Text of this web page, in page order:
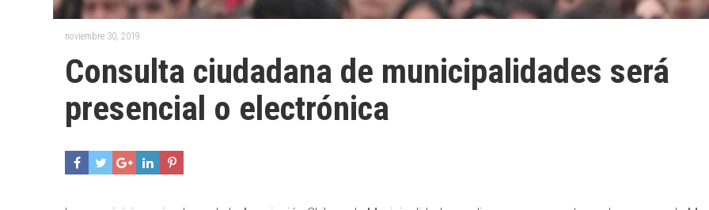
noviembre 30, 2019
Consulta ciudadana de municipalidades será
presencial o electrónica